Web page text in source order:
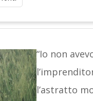
“Io non
l’astratto